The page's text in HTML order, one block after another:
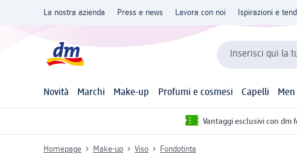
La nostra azienda Press e news Lavora con noi Ispirazioni e
Inserisci qui la
Novità Marchi Make-up Profumi e cosmesi Capelli
Vantaggi esclusivi con dm
Homepage Make-up Viso Fondotinta